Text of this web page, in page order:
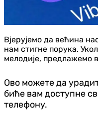
​Вјерујемо да већина
нам стигне порука.
мелодије, предлажемо
Ово можете да
биће вам доступне
телефону.